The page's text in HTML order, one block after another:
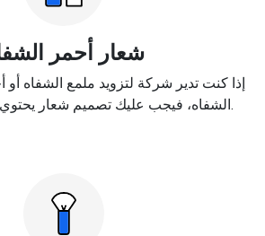
شعار أحمر
إذا كنت تدير شركة لتزويد ملمع الشفاه
الشفاه، فيجب عليك تصميم شعار يحتوي على أحمر الشفاه.